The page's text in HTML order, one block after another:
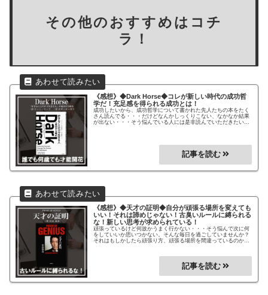
その他のおすすめはコチ
ラ！
《感想》◆Dark Horse◆コレが新しい時代の成功哲
学だ！充足感を得られる成功とは！
成功したいから、成功哲学について書かれた先人たちの本をたく
さん読んでる・・・だけどなんかしっくりこない、なかなか結果
が出ない・・・そう悩んでいる人には是非読んでいただきたい！
《感想》◆天才の証明◆自分が頑張る場所を変えても
いい！それは諦めじゃない！古臭いルールに縛られる
な！新しい思考が求められている！
頑張っているけど何故かうまく行かない・・・そう悩んで次に何
をしていいか思いつかない。そんな毎日を過ごしていませんか？
それはもしかしたら頑張り方、頑張る場所を間違っているのかも